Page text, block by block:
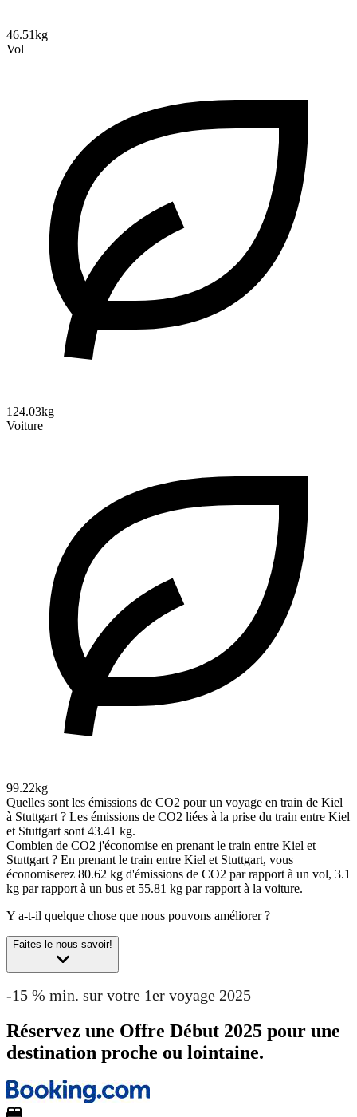
46.51kg
Vol
124.03kg
Voiture
99.22kg
Quelles sont les émissions de CO2 pour un voyage en train de Kiel
à Stuttgart ? Les émissions de CO2 liées à la prise du train entre Kiel
et Stuttgart sont 43.41 kg.
Combien de CO2 j'économise en prenant le train entre Kiel et
Stuttgart ? En prenant le train entre Kiel et Stuttgart, vous
économiserez 80.62 kg d'émissions de CO2 par rapport à un vol, 3.1
kg par rapport à un bus et 55.81 kg par rapport à la voiture.
Y a-t-il quelque chose que nous pouvons améliorer ?
Faites le nous savoir!
-15 % min. sur votre 1er voyage 2025
Réservez une Offre Début 2025 pour une
destination proche ou lointaine.